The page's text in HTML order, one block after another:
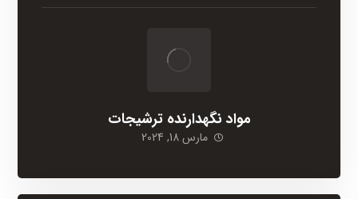
مواد نگهدارنده ترشیجات
مارس 18, 2024